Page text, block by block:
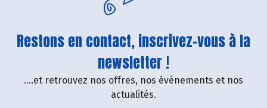
Restons en contact, inscrivez-vous à la
newsletter !
....et retrouvez nos offres, nos événements et nos
actualités.